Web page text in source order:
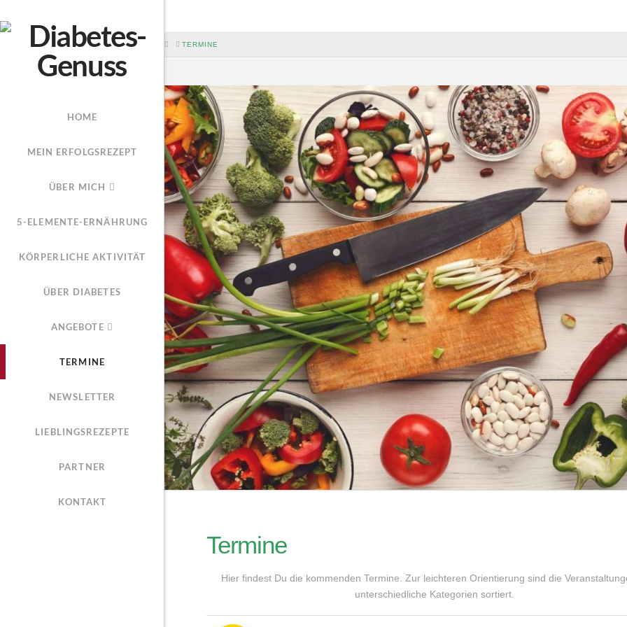
HOME
MEIN ERFOLGSREZEPT
ÜBER MICH
5-ELEMENTE-ERNÄHRUNG
KÖRPERLICHE AKTIVITÄT
ÜBER DIABETES
ANGEBOTE
TERMINE
NEWSLETTER
LIEBLINGSREZEPTE
PARTNER
KONTAKT
HOMETERMINE
Termine
Hier findest Du die kommenden Termine. Zur leichteren Orientierung sind die
unterschiedliche Kategorien sortiert.